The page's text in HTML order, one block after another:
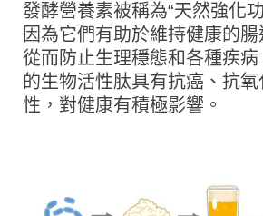
發酵營養素被稱為“天然強化
因為它們有助於維持健康的腸
從而防止生理穩態和各種疾
的生物活性肽具有抗癌、抗
性，對健康有積極影響。